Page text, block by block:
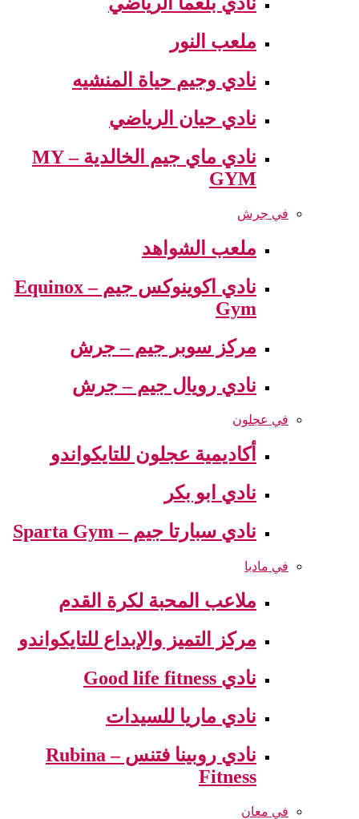
ملعب النور
نادي وجيم حياة المنشيه
نادي حيان الرياضي
نادي ماي جيم الخالدية – MY
GYM
في جرش
ملعب الشواهد
نادي اكوينوكس جيم – Equinox
Gym
مركز سوبر جيم – جرش
نادي رويال جيم – جرش
في عجلون
أكاديمية عجلون للتايكواندو
نادي ابو بكر
نادي سبارتا جيم – Sparta Gym
في مادبا
ملاعب المحبة لكرة القدم
مركز التميز والإبداع للتايكواندو
نادي Good life fitness
نادي ماريا للسيدات
نادي روبينا فتنس – Rubina
Fitness
في معان